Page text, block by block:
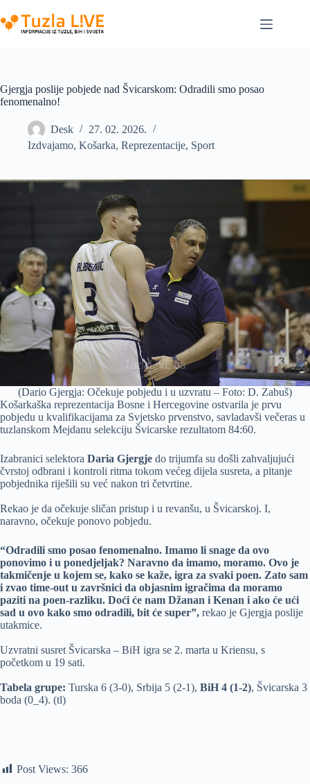
to
content
Gjergja poslije pobjede nad Švicarskom: Odradili smo posao
fenomenalno!
Desk
27. 02. 2026.
Izdvajamo, Košarka, Reprezentacije, Sport
(Dario Gjergja: Očekuje pobjedu i u uzvratu – Foto: D. Zabuš)
Košarkaška reprezentacija Bosne i Hercegovine ostvarila je prvu
pobjedu u kvalifikacijama za Svjetsko prvenstvo, savladavši večeras u
tuzlanskom Mejdanu selekciju Švicarske rezultatom 84:60.
Izabranici selektora Daria Gjergje do trijumfa su došli zahvaljujući
čvrstoj odbrani i kontroli ritma tokom većeg dijela susreta, a pitanje
pobjednika riješili su već nakon tri četvrtine.
Rekao je da očekuje sličan pristup i u revanšu, u Švicarskoj. I,
naravno, očekuje ponovo pobjedu.
“Odradili smo posao fenomenalno. Imamo li snage da ovo
ponovimo i u ponedjeljak? Naravno da imamo, moramo. Ovo je
takmičenje u kojem se, kako se kaže, igra za svaki poen. Zato sam
i zvao time-out u završnici da objasnim igračima da moramo
paziti na poen-razliku. Doći će nam Džanan i Kenan i ako će ući
sad u ovo kako smo odradili, bit će super”, rekao je Gjergja poslije
utakmice.
Uzvratni susret Švicarska – BiH igra se 2. marta u Kriensu, s
početkom u 19 sati.
Tabela grupe: Turska 6 (3-0), Srbija 5 (2-1), BiH 4 (1-2), Švicarska 3
boda (0_4). (tl)
Post Views: 366